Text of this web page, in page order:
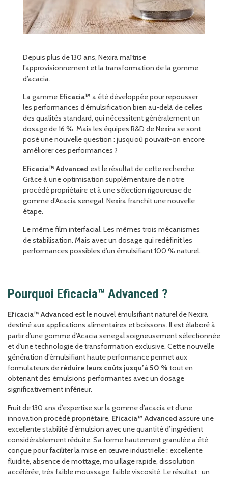
Depuis plus de 130 ans, Nexira maîtrise
l’approvisionnement et la transformation de la gomme
d’acacia.
La gamme Eficacia™ a été développée pour repousser
les performances d’émulsification bien au-delà de celles
des qualités standard, qui nécessitent généralement un
dosage de 16 %. Mais les équipes R&D de Nexira se sont
posé une nouvelle question : jusqu’où pouvait-on encore
améliorer ces performances ?
Eficacia™ Advanced est le résultat de cette recherche.
Grâce à une optimisation supplémentaire de notre
procédé propriétaire et à une sélection rigoureuse de
gomme d’Acacia senegal, Nexira franchit une nouvelle
étape.
Le même film interfacial. Les mêmes trois mécanismes
de stabilisation. Mais avec un dosage qui redéfinit les
performances possibles d’un émulsifiant 100 % naturel.
Pourquoi Eficacia™ Advanced ?
Eficacia™ Advanced est le nouvel émulsifiant naturel de Nexira
destiné aux applications alimentaires et boissons. Il est élaboré à
partir d’une gomme d’Acacia senegal soigneusement sélectionnée
et d’une technologie de transformation exclusive. Cette nouvelle
génération d’émulsifiant haute performance permet aux
formulateurs de réduire leurs coûts jusqu’à 50 % tout en
obtenant des émulsions performantes avec un dosage
significativement inférieur.
Fruit de 130 ans d’expertise sur la gomme d’acacia et d’une
innovation procédé propriétaire, Eficacia™ Advanced assure une
excellente stabilité d’émulsion avec une quantité d’ingrédient
considérablement réduite. Sa forme hautement granulée a été
conçue pour faciliter la mise en œuvre industrielle : excellente
fluidité, absence de mottage, mouillage rapide, dissolution
accélérée, très faible moussage, faible viscosité. Le résultat : un